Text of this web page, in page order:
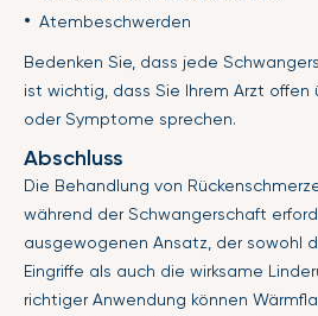
Atembeschwerden
Bedenken Sie, dass jede
ist wichtig, dass Sie Ihrem Arzt
oder Symptome sprechen.
Abschluss
Die Behandlung von
während der Schwangerschaft
ausgewogenen Ansatz, der sowohl
Eingriffe als auch die wirksame
richtiger Anwendung können